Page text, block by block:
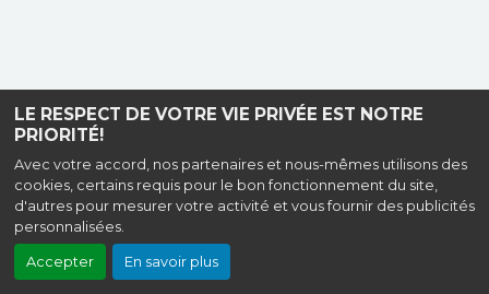
LE RESPECT DE VOTRE VIE PRIVÉE EST NOTRE
PRIORITÉ!
Avec votre accord, nos partenaires et nous-mêmes utilisons des
cookies, certains requis pour le bon fonctionnement du site,
d'autres pour mesurer votre activité et vous fournir des publicités
personnalisées.
Accepter En savoir plus